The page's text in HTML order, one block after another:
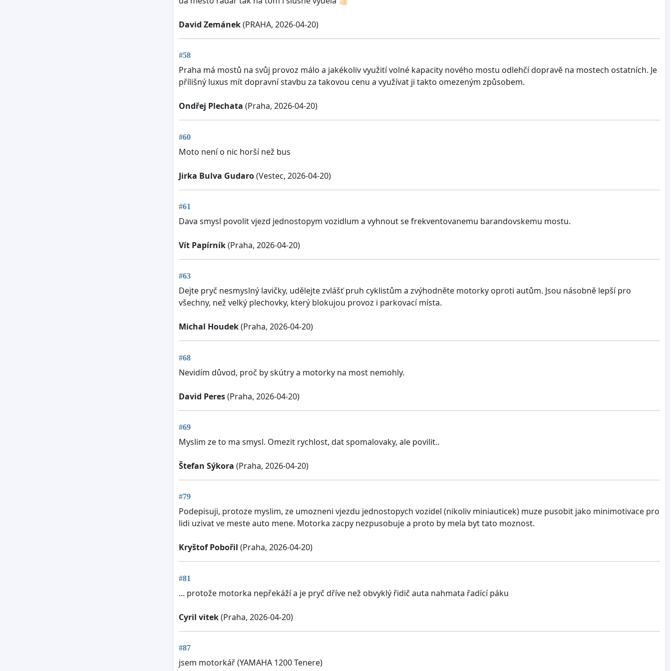
David Zemánek(PRAHA, 2026-04-20)
#58
Praha má mostů na svůj provoz málo a jakékoliv využití volné kapacity nového mostu odlehčí dopravě na mostech ostatních. Je
přílišný luxus mít dopravní stavbu za takovou cenu a využívat ji takto omezeným způsobem.
Ondřej Plechata (Praha, 2026-04-20)
#60
Moto není o nic horší než bus
Jirka Bulva Gudaro(Vestec, 2026-04-20)
#61
Dava smysl povolit vjezd jednostopym vozidlum a vyhnout se frekventovanemu barandovskemu mostu.
Vít Papírník(Praha, 2026-04-20)
#63
Dejte pryč nesmyslný lavičky, udělejte zvlášť pruh cyklistům a zvýhodněte motorky oproti autům. Jsou násobně lepší pro
všechny, než velký plechovky, který blokujou provoz i parkovací místa.
Michal Houdek(Praha, 2026-04-20)
#68
Nevidím důvod, proč by skútry a motorky na most nemohly.
David Peres(Praha, 2026-04-20)
#69
Myslim ze to ma smysl. Omezit rychlost, dat spomalovaky, ale povilit..
Štefan Sýkora (Praha, 2026-04-20)
#79
Podepisuji, protoze myslim, ze umozneni vjezdu jednostopych vozidel (nikoliv miniauticek) muze pusobit jako minimotivace pro
lidi uzivat ve meste auto mene. Motorka zacpy nezpusobuje a proto by mela byt tato moznost.
Kryštof Pobořil (Praha, 2026-04-20)
#81
... protože motorka nepřekáží a je pryč dříve než obvyklý řidič auta nahmata řadící páku
Cyril vitek(Praha, 2026-04-20)
#87
jsem motorkář (YAMAHA 1200 Tenere)